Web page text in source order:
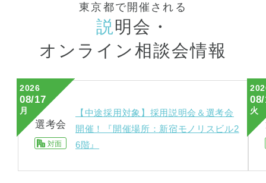
東京都で開催される
説明会・
オンライン相談会情報
2026
08/17
月
選考会
対面
【中途採用対象】採用説明会＆選考会
開催！『開催場所：新宿モノリスビル2
6階』
火